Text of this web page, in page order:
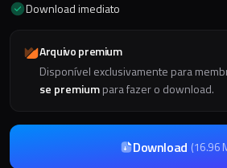
Download imediato
Arquivo premium
Disponível exclusivamente para
se premiumpara fazer o download.
Download (16.96